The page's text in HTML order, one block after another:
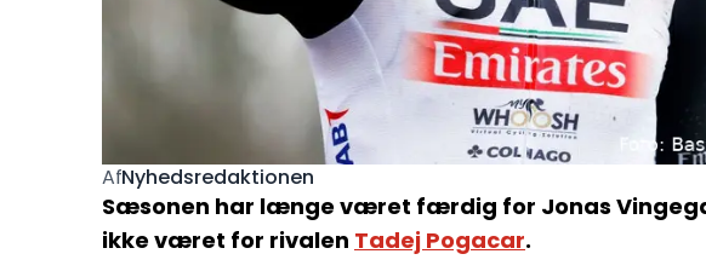
AfNyhedsredaktionen
Sæsonen har længe været færdig for Jonas
ikke været for rivalen Tadej Pogacar.